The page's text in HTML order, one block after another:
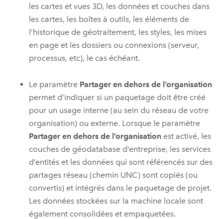
les cartes et vues 3D, les données et couches dans
les cartes, les boîtes à outils, les éléments de
l’historique de géotraitement, les styles, les mises
en page et les dossiers ou connexions (serveur,
processus, etc), le cas échéant.
Le paramètre Partager en dehors de l’organisation
permet d’indiquer si un paquetage doit être créé
pour un usage interne (au sein du réseau de votre
organisation) ou externe. Lorsque le paramètre
Partager en dehors de l’organisation est activé, les
couches de géodatabase d’entreprise, les services
d’entités et les données qui sont référencés sur des
partages réseau (chemin UNC) sont copiés (ou
convertis) et intégrés dans le paquetage de projet.
Les données stockées sur la machine locale sont
également consolidées et empaquetées.